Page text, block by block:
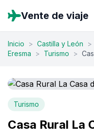
Vente de viaje
Inicio > Castilla y León >
Eresma
> Turismo >
Turismo
Casa Rural La